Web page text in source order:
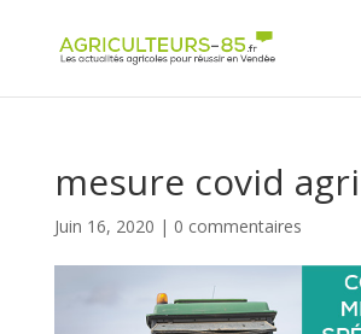
mesure covid agri
Juin 16, 2020 | 0 commentaires